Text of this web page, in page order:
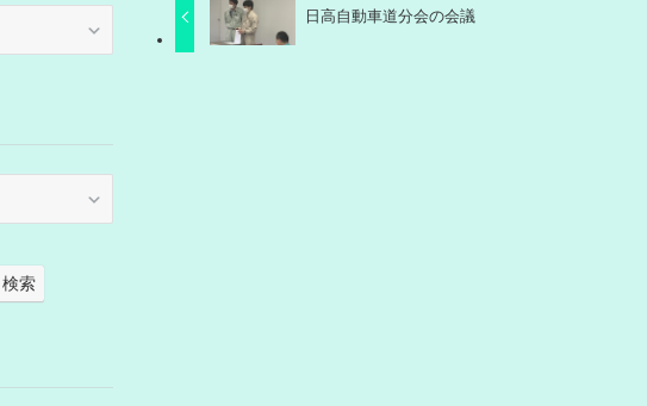
日高自動車道分会の会議
検索